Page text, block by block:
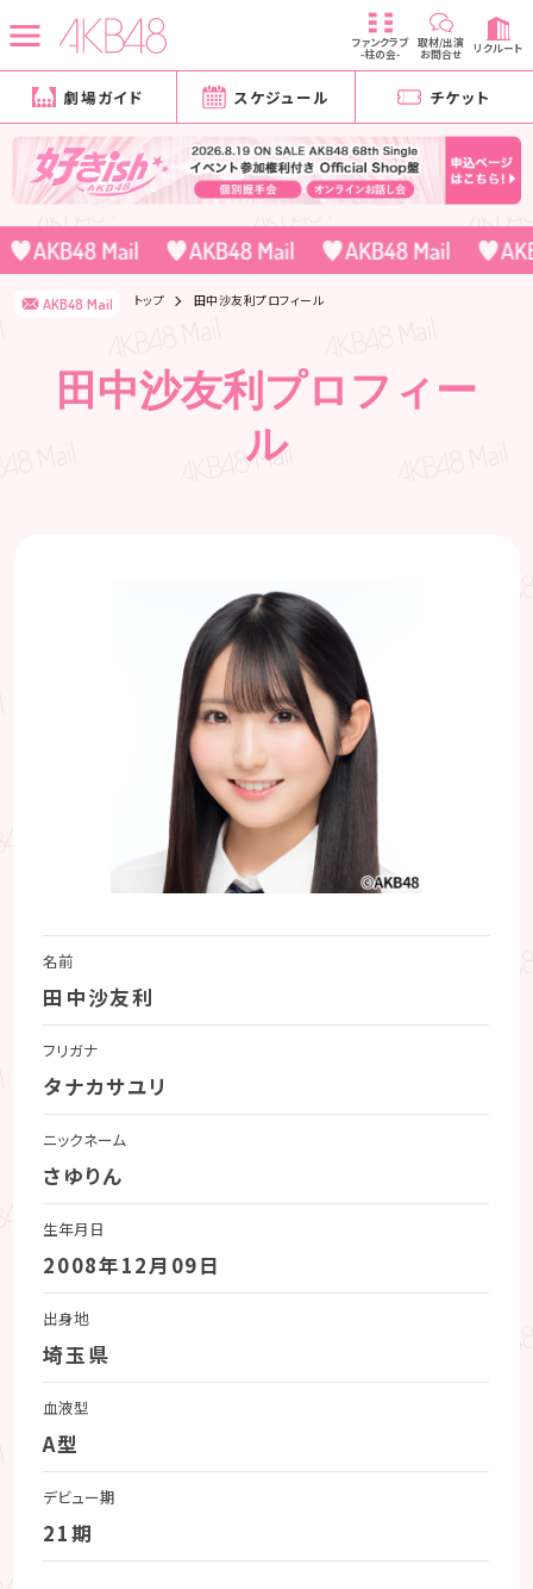
ファンクラブ
-柱の会-
取材/出演
お問合せ リクルート
劇場ガイド スケジュール チケット
AKB48 Mail トップ 田中沙友利プロフィール
田中沙友利プロフィー
ル
名前
田中沙友利
フリガナ
タナカサユリ
ニックネーム
さゆりん
生年月日
2008年12月09日
出身地
埼玉県
血液型
A型
デビュー期
21期